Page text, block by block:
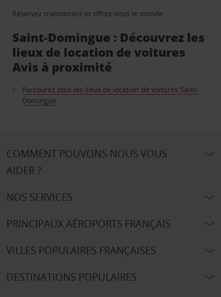
Réservez maintenant et offrez-vous le monde.
Saint-Domingue : Découvrez les
lieux de location de voitures
Avis à proximité
Parcourez tous les lieux de location de voitures Saint-
Domingue
COMMENT POUVONS-NOUS VOUS
AIDER ?
NOS SERVICES
PRINCIPAUX AÉROPORTS FRANÇAIS
VILLES POPULAIRES FRANÇAISES
DESTINATIONS POPULAIRES